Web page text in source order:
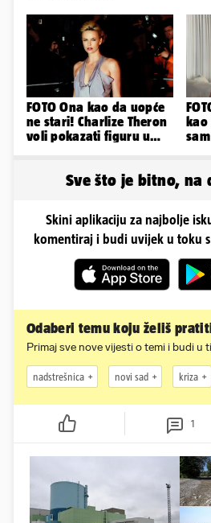
FOTO Ona kao da uopće
ne stari! Charlize Theron
voli pokazati figuru u
kao
Sve što je bitno, na
Skini aplikaciju za najbolje
komentiraj i budi uvijek u toku
Odaberi temu koju želiš
Primaj sve nove vijesti o temi i budi u
nadstrešnica novi sad kriza
1